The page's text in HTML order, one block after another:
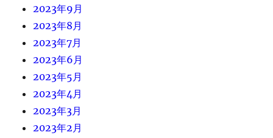
2023年9月
2023年8月
2023年7月
2023年6月
2023年5月
2023年4月
2023年3月
2023年2月